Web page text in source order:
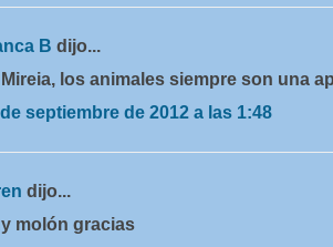
B dijo...
los animales siempre son una
septiembre de 2012 a las 1:48
dijo...
molón gracias